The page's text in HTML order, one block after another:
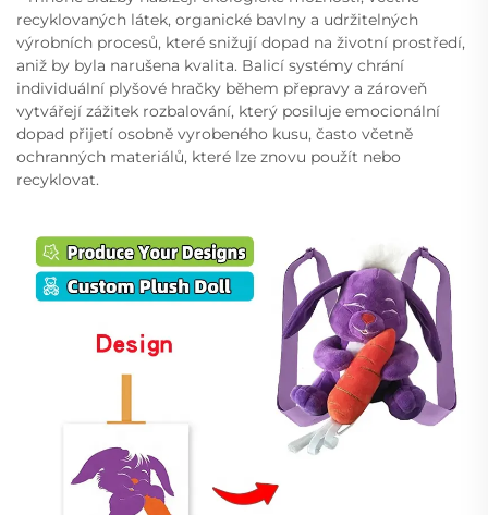
recyklovaných látek, organické bavlny a udržitelných
výrobních procesů, které snižují dopad na životní prostředí,
aniž by byla narušena kvalita. Balicí systémy chrání
individuální plyšové hračky během přepravy a zároveň
vytvářejí zážitek rozbalování, který posiluje emocionální
dopad přijetí osobně vyrobeného kusu, často včetně
ochranných materiálů, které lze znovu použít nebo
recyklovat.